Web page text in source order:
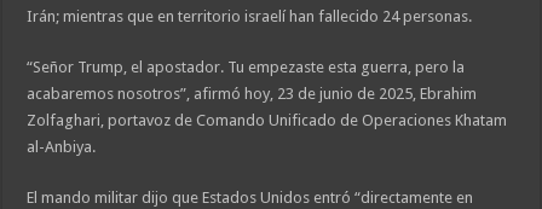
Irán; mientras que en territorio israelí han fallecido 24 personas.
“Señor Trump, el apostador. Tu empezaste esta guerra, pero la
acabaremos nosotros”, afirmó hoy, 23 de junio de 2025, Ebrahim
Zolfaghari, portavoz de Comando Unificado de Operaciones Khatam
al-Anbiya.
El mando militar dijo que Estados Unidos entró “directamente en